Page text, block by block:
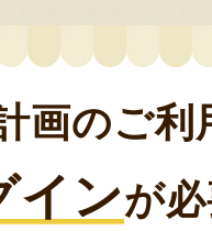
画のご利
インが